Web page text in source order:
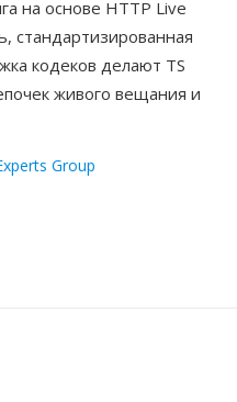
на основе HTTP Live
стандартизированная
кодеков делают TS
живого вещания и
Group